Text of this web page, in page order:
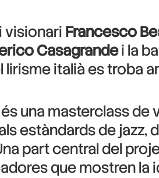
visionari Francesco
Casagrandei la
lirisme italià es troba
una masterclass
estàndards de
part central del
que mostren la